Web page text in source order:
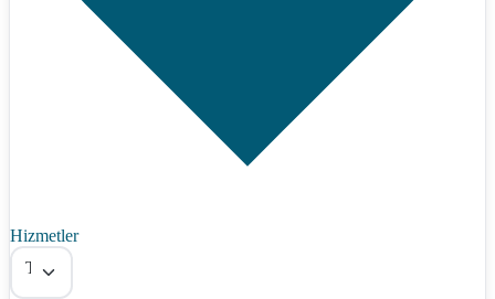
Hizmetler
Tümü